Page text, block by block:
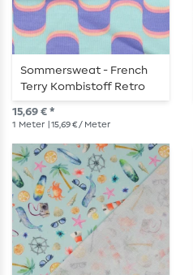
Sommersweat - French
Terry Kombistoff Retro
Wellen Hellblau
15,69 € *
1 Meter | 15,69 € / Meter